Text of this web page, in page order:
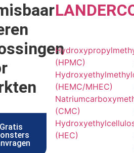
Gratis
LANDER
(HPMC)
(HEMC/MHEC)
(CMC)
(HEC)